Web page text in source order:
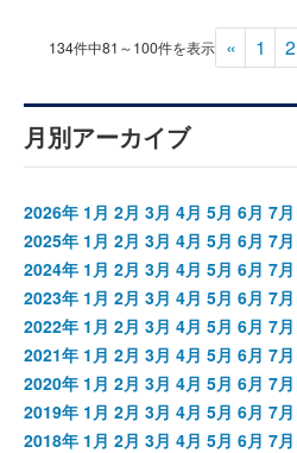
134件中81～100件を表示 « 1 2
月別アーカイブ
2026年 1月 2月 3月 4月 5月 6月 7月
2025年 1月 2月 3月 4月 5月 6月 7月
2024年 1月 2月 3月 4月 5月 6月 7月
2023年 1月 2月 3月 4月 5月 6月 7月
2022年 1月 2月 3月 4月 5月 6月 7月
2021年 1月 2月 3月 4月 5月 6月 7月
2020年 1月 2月 3月 4月 5月 6月 7月
2019年 1月 2月 3月 4月 5月 6月 7月
2018年 1月 2月 3月 4月 5月 6月 7月